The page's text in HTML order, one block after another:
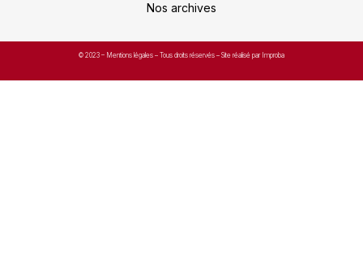
Nos archives
© 2023 – Mentions légales – Tous droits réservés – Site réalisé par Improba